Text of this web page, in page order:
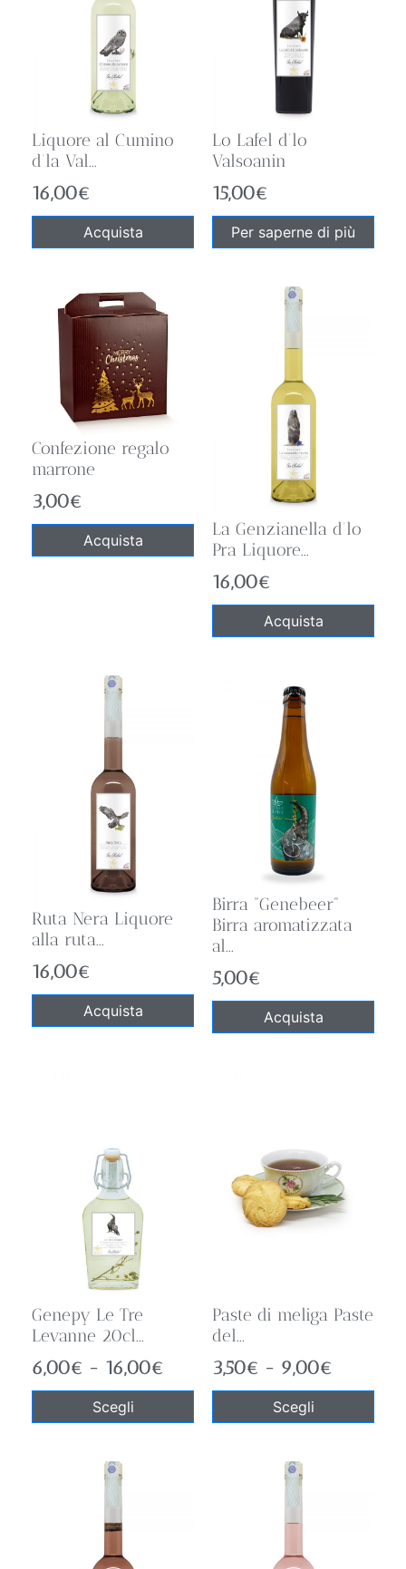
Liquore al Cumino
d’la Val...
16,00€
Acquista
Lo Lafel d’lo
Valsoanin
15,00€
Per saperne di più
Confezione regalo
marrone
3,00€
Acquista
La Genzianella d’lo
Pra Liquore...
16,00€
Acquista
Ruta Nera Liquore
alla ruta...
16,00€
Acquista
Birra “Genebeer”
Birra aromatizzata
al...
5,00€
Acquista
Genepy Le Tre
Levanne 20cl...
6,00€ - 16,00€
Scegli
Paste di meliga Paste
del...
3,50€ - 9,00€
Scegli